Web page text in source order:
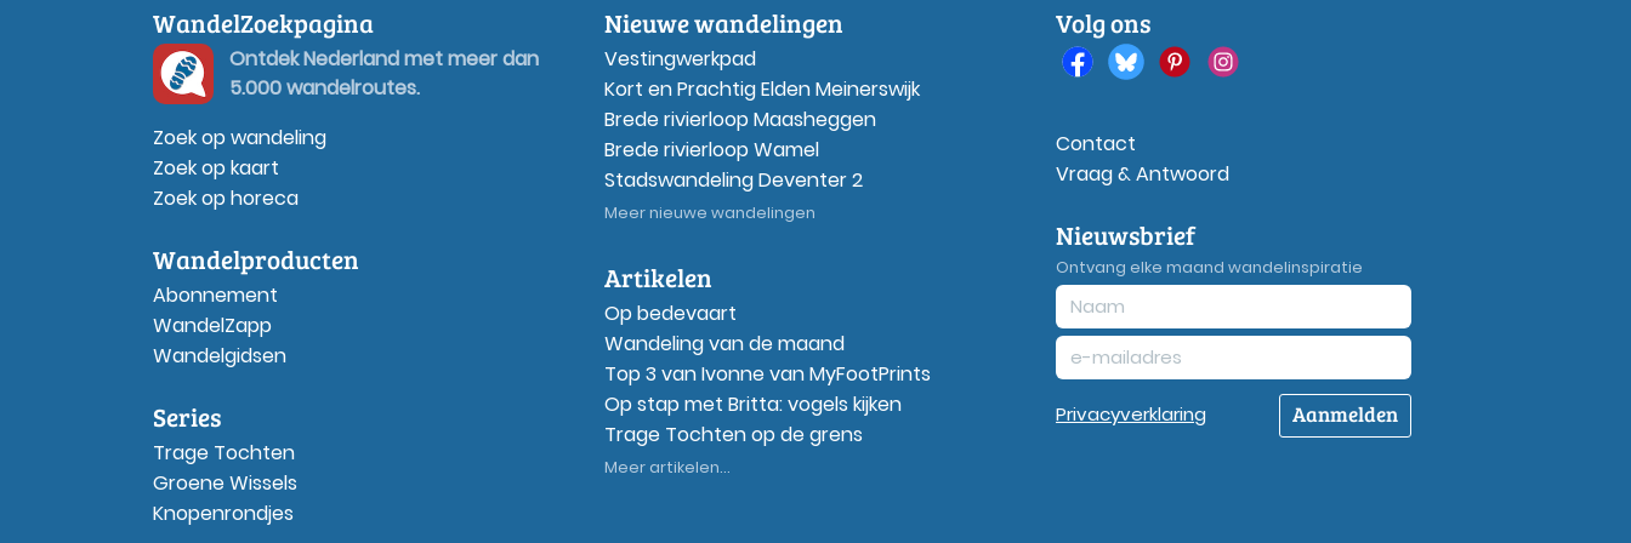
WandelZoekpagina
Ontdek Nederland met meer dan
5.000 wandelroutes.
Zoek op wandeling
Zoek op kaart
Zoek op horeca
Wandelproducten
Abonnement
WandelZapp
Wandelgidsen
Series
Trage Tochten
Groene Wissels
Knopenrondjes
Nieuwe wandelingen
Vestingwerkpad
Kort en Prachtig Elden Meinerswijk
Brede rivierloop Maasheggen
Brede rivierloop Wamel
Stadswandeling Deventer 2
Meer nieuwe wandelingen
Artikelen
Op bedevaart
Wandeling van de maand
Top 3 van Ivonne van MyFootPrints
Op stap met Britta: vogels kijken
Trage Tochten op de grens
Meer artikelen...
Volg ons
Contact
Vraag & Antwoord
Nieuwsbrief
Ontvang elke maand wandelinspiratie
Privacyverklaring Aanmelden